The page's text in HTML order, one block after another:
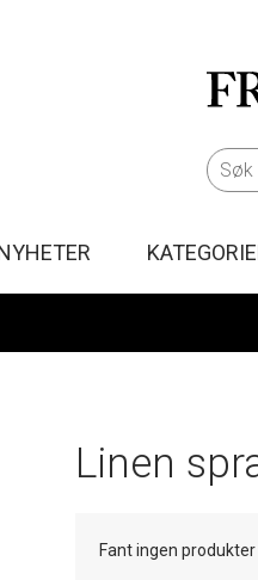
Linen
Fant ingen